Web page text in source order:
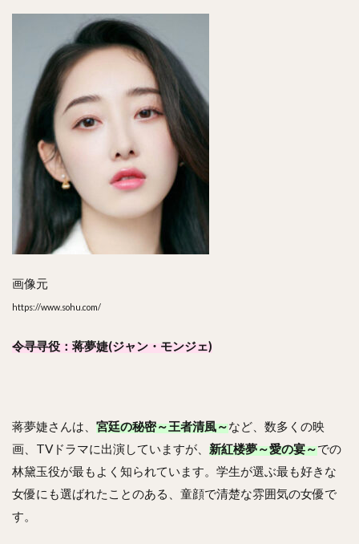
画像元
https://www.sohu.com/
令寻寻役：蒋夢婕(ジャン・モンジェ)
蒋夢婕さんは、 宮廷の秘密～王者清風～など、数多くの映
画、TVドラマに出演していますが、 新紅楼夢～愛の宴～での
林黛玉役が最もよく知られています。学生が選ぶ最も好きな
女優にも選ばれたことのある、童顔で清楚な雰囲気の女優で
す。